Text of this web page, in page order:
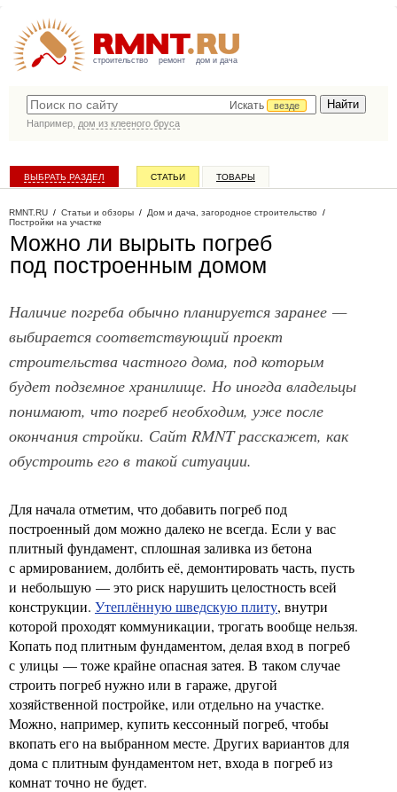
строительство ремонт дом и дача
Искать
везде
Например, дом из клееного бруса
ВЫБРАТЬ РАЗДЕЛ СТАТЬИ ТОВАРЫ
RMNT.RU / Статьи и обзоры / Дом и дача, загородное строительство /
Постройки на участке
Можно ли вырыть погреб
под построенным домом
Наличие погреба обычно планируется заранее —
выбирается соответствующий проект
строительства частного дома, под которым
будет подземное хранилище. Но иногда владельцы
понимают, что погреб необходим, уже после
окончания стройки. Сайт RMNT расскажет, как
обустроить его в такой ситуации.
Для начала отметим, что добавить погреб под
построенный дом можно далеко не всегда. Если у вас
плитный фундамент, сплошная заливка из бетона
с армированием, долбить её, демонтировать часть, пусть
и небольшую — это риск нарушить целостность всей
конструкции. Утеплённую шведскую плиту, внутри
которой проходят коммуникации, трогать вообще нельзя.
Копать под плитным фундаментом, делая вход в погреб
с улицы — тоже крайне опасная затея. В таком случае
строить погреб нужно или в гараже, другой
хозяйственной постройке, или отдельно на участке.
Можно, например, купить кессонный погреб, чтобы
вкопать его на выбранном месте. Других вариантов для
дома с плитным фундаментом нет, входа в погреб из
комнат точно не будет.